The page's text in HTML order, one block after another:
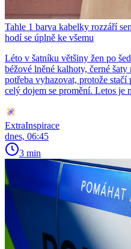
Tahle 1 barva kabelky rozzáří
hodí se úplně ke všemu
Léto v šatníku většiny žen po
béžové lněné kalhoty, černé
potřeba vyhazovat, protože
celý dojem se promění. Letos je
ExtraInspirace
dnes, 06:45
3 min